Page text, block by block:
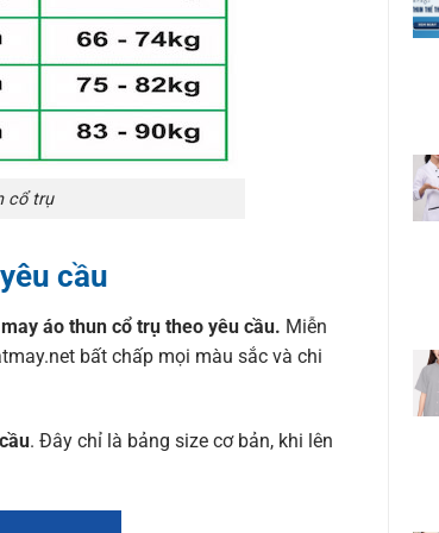
cổ trụ
cầu
may áo thun cổ trụ theo yêu cầu. Miễn
bất chấp mọi màu sắc và chi
. Đây chỉ là bảng size cơ bản, khi lên